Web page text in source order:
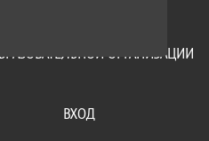
ОРГАНИЗАЦИИ
ВХОД